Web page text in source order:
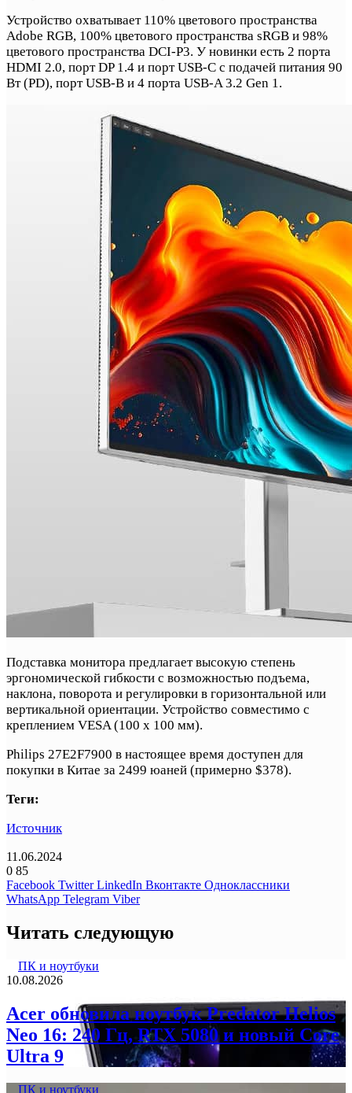
Устройство охватывает 110% цветового пространства
Adobe RGB, 100% цветового пространства sRGB и 98%
цветового пространства DCI-P3. У новинки есть 2 порта
HDMI 2.0, порт DP 1.4 и порт USB-C с подачей питания 90
Вт (PD), порт USB-B и 4 порта USB-A 3.2 Gen 1.
Подставка монитора предлагает высокую степень
эргономической гибкости с возможностью подъема,
наклона, поворота и регулировки в горизонтальной или
вертикальной ориентации. Устройство совместимо с
креплением VESA (100 x 100 мм).
Philips 27E2F7900 в настоящее время доступен для
покупки в Китае за 2499 юаней (примерно $378).
Теги:
Источник
11.06.2024
0 85
Facebook Twitter LinkedIn Вконтакте Одноклассники
WhatsApp Telegram Viber
Читать следующую
ПК и ноутбуки
10.08.2026
Acer обновила ноутбук Predator Helios
Neo 16: 240 Гц, RTX 5080 и новый Core
Ultra 9
ПК и ноутбуки